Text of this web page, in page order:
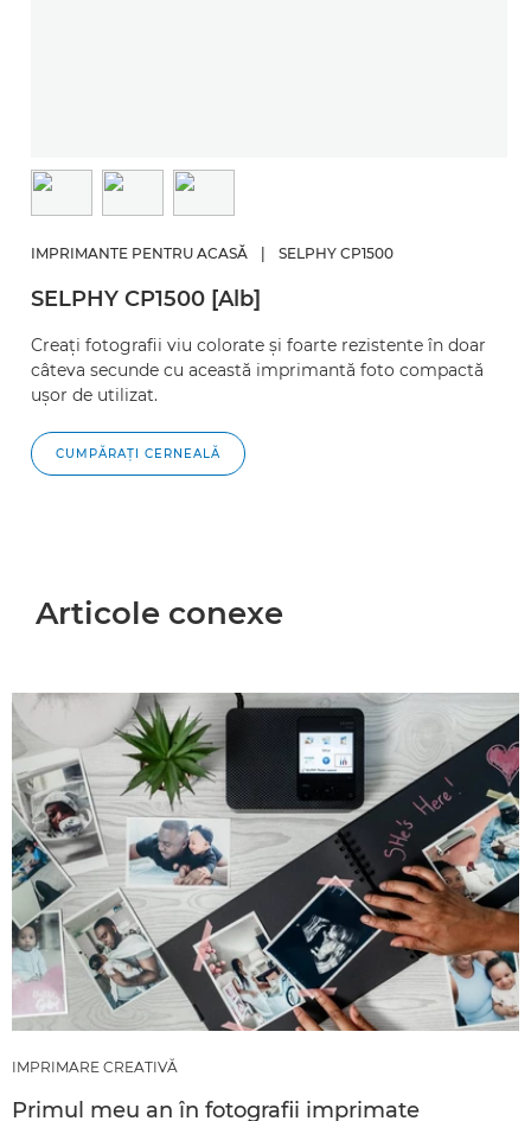
IMPRIMANTE PENTRU ACASĂ | SELPHY CP1500
SELPHY CP1500 [Alb]
Creaţi fotografii viu colorate şi foarte rezistente în doar
câteva secunde cu această imprimantă foto compactă
uşor de utilizat.
CUMPĂRAŢI CERNEALĂ
Articole conexe
IMPRIMARE CREATIVĂ
Primul meu an în fotografii imprimate